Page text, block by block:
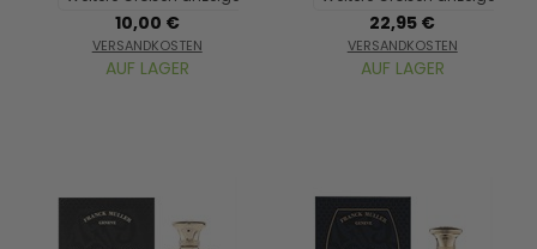
10,00 €
VERSANDKOSTEN
AUF LAGER
22,95 €
VERSANDKOSTEN
AUF LAGER